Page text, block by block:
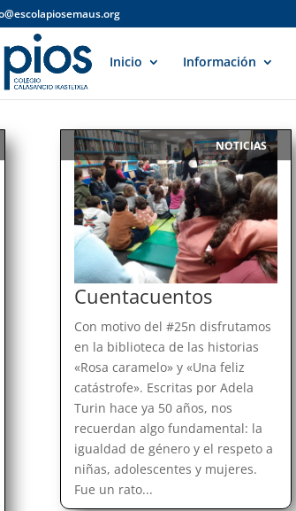
Inicio Información
Cuentacuentos
| NOTICIAS
Con motivo del #25n disfrutamos
en la biblioteca de las historias
«Rosa caramelo» y «Una feliz
catástrofe». Escritas por Adela
Turin hace ya 50 años, nos
recuerdan algo fundamental: la
igualdad de género y el respeto a
niñas, adolescentes y mujeres.
Fue un rato...